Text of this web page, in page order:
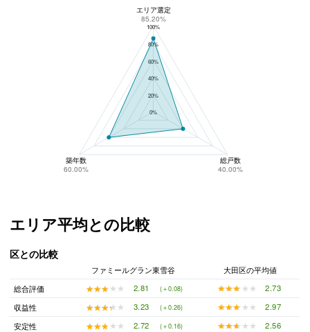
ファミールグラン東雪谷のリスク回避性
100%
80%
60%
40%
20%
0%
エリア選定
85.20%
築年数
60.00%
総戸数
40.00%
エリア平均との比較
区との比較
ファミールグラン東雪谷
大田区の平均値
総合評価
★★★★★
★★★★★ 2.81 (＋0.08) ★★★★★
★★★★★
2.73
収益性
★★★★★
★★★★★ 3.23 (＋0.26) ★★★★★
★★★★★
2.97
安定性
★★★★★
★★★★★ 2.72 (＋0.16) ★★★★★
★★★★★
2.56